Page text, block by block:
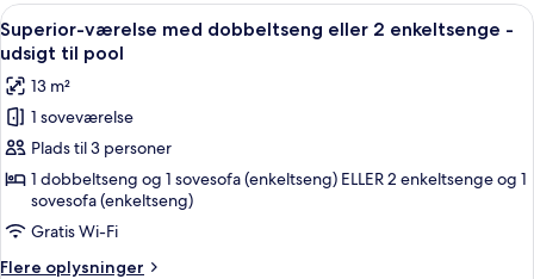
Indlæs
alle
billeder
af
Superior-
værelse
med
dobbeltseng
eller
2
Morgenmad ved poolen med to
6
Superior-værelse med dobbeltseng eller 2 enkeltsenge -
udsigt til pool
13 m²
1 soveværelse
Plads til 3 personer
1 dobbeltseng og 1 sovesofa (enkeltseng) ELLER 2 enkeltsenge og 1
sovesofa (enkeltseng)
Gratis Wi-Fi
Flere oplysninger
Flere